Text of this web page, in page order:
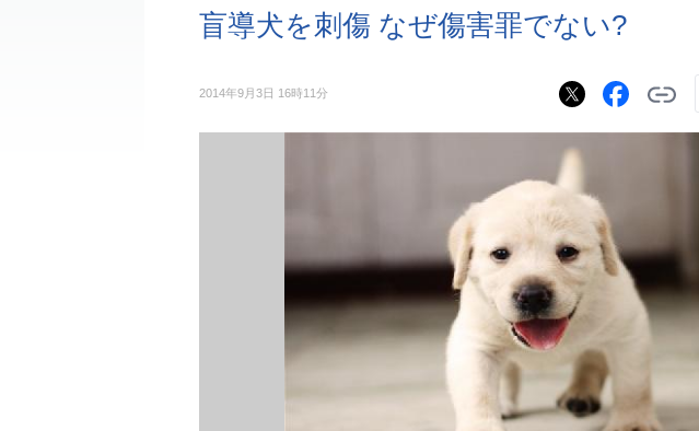
盲導犬を刺傷 なぜ傷害罪でない?
2014年9月3日 16時11分